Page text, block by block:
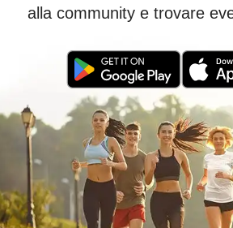
alla community e trovare